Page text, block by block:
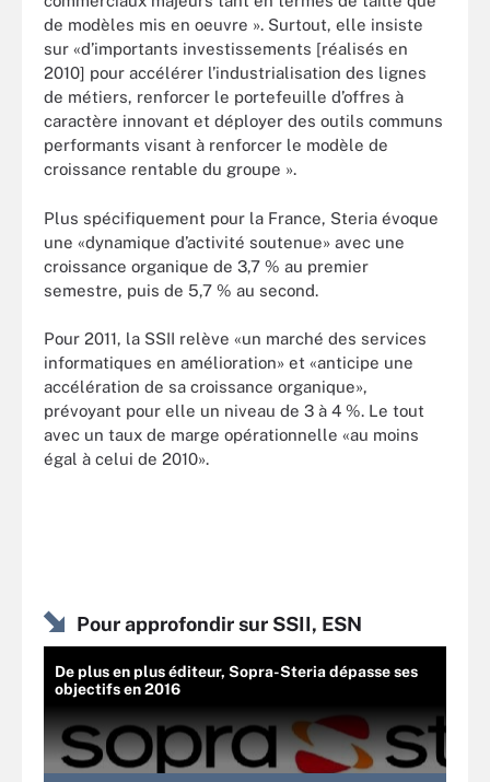
de modèles mis en oeuvre ». Surtout, elle insiste
sur «d’importants investissements [réalisés en
2010] pour accélérer l’industrialisation des lignes
de métiers, renforcer le portefeuille d’offres à
caractère innovant et déployer des outils communs
performants visant à renforcer le modèle de
croissance rentable du groupe ».
Plus spécifiquement pour la France, Steria évoque
une «dynamique d’activité soutenue» avec une
croissance organique de 3,7 % au premier
semestre, puis de 5,7 % au second.
Pour 2011, la SSII relève «un marché des services
informatiques en amélioration» et «anticipe une
accélération de sa croissance organique»,
prévoyant pour elle un niveau de 3 à 4 %. Le tout
avec un taux de marge opérationnelle «au moins
égal à celui de 2010».
Pour approfondir sur SSII, ESN
De plus en plus éditeur, Sopra-Steria dépasse ses
objectifs en 2016